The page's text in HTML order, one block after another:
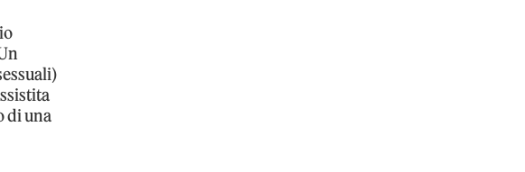
di una